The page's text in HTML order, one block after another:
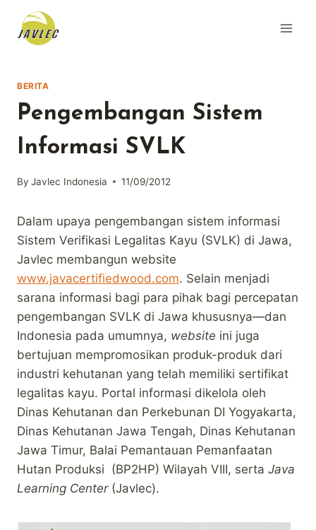
content
BERITA
Pengembangan Sistem
Informasi SVLK
By Javlec Indonesia 11/09/2012
Dalam upaya pengembangan sistem informasi
Sistem Verifikasi Legalitas Kayu (SVLK) di Jawa,
Javlec membangun website
www.javacertifiedwood.com. Selain menjadi
sarana informasi bagi para pihak bagi percepatan
pengembangan SVLK di Jawa khususnya—dan
Indonesia pada umumnya, website ini juga
bertujuan mempromosikan produk-produk dari
industri kehutanan yang telah memiliki sertifikat
legalitas kayu. Portal informasi dikelola oleh
Dinas Kehutanan dan Perkebunan DI Yogyakarta,
Dinas Kehutanan Jawa Tengah, Dinas Kehutanan
Jawa Timur, Balai Pemantauan Pemanfaatan
Hutan Produksi (BP2HP) Wilayah VIII, serta Java
Learning Center(Javlec).